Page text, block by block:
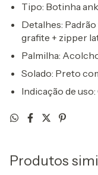
Tipo: Botinha
Detalhes:
grafite + zipper
Palmilha:
Solado: Preto
Indicação de uso:
Produtos